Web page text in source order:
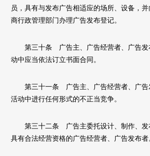
员，具有与发布广告相适应的场所、设备，
商行政管理部门办理广告发布登记。
第三十条 广告主、广告经营者、广告发
动中应当依法订立书面合同。
第三十一条 广告主、广告经营者、广告
活动中进行任何形式的不正当竞争。
第三十二条 广告主委托设计、制作、发
具有合法经营资格的广告经营者、广告发布者